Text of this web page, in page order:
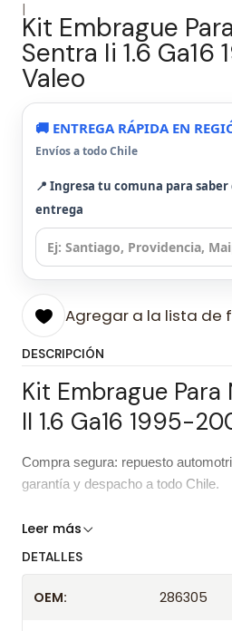
|
Kit Embrague
Sentra Ii 1.6
Valeo
🚚 ENTREGA RÁPIDA EN
Envíos a todo Chile
📍 Ingresa tu comuna para
entrega
Agregar a la lista de
DESCRIPCIÓN
Kit Embrague Para
II 1.6 Ga16 1995-
Compra segura: repuesto
garantía y despacho a todo Chile.
Características del
1.6 Ga16
Leer más
DETALLES
OEM: 286305